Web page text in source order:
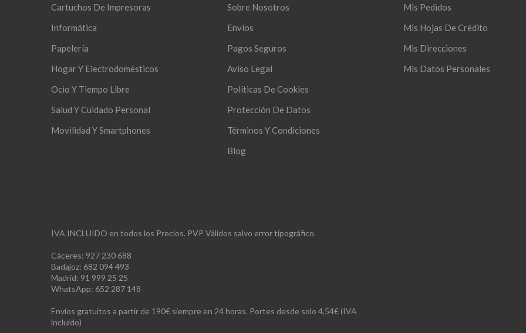
Cartuchos De Impresoras
Informática
Papelería
Hogar Y Electrodomésticos
Ocio Y Tiempo Libre
Salud Y Cuidado Personal
Movilidad Y Smartphones
Sobre Nosotros
Envíos
Pagos Seguros
Aviso Legal
Políticas De Cookies
Protección De Datos
Términos Y Condiciones
Blog
Mis Pedidos
Mis Hojas De Crédito
Mis Direcciones
Mis Datos Personales
IVA INCLUIDO en todos los Precios. PVP Válidos salvo error tipográfico.
Cáceres: 927 230 688
Badajoz: 682 094 493
Madrid: 91 999 25 25
WhatsApp: 652 287 148
Envíos gratuitos a partir de 190€ siempre en 24 horas. Portes desde solo 4,54€ (IVA
incluido)